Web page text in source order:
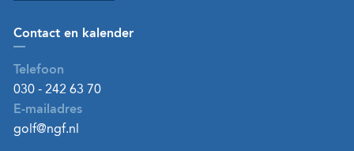
Contact en kalender
Telefoon
030 - 242 63 70
E-mailadres
golf@ngf.nl